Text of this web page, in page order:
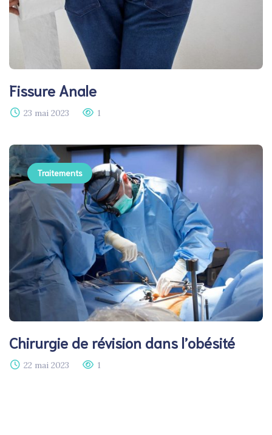
Fissure Anale
23 mai 2023 1
Traitements
Chirurgie de révision dans l’obésité
22 mai 2023 1